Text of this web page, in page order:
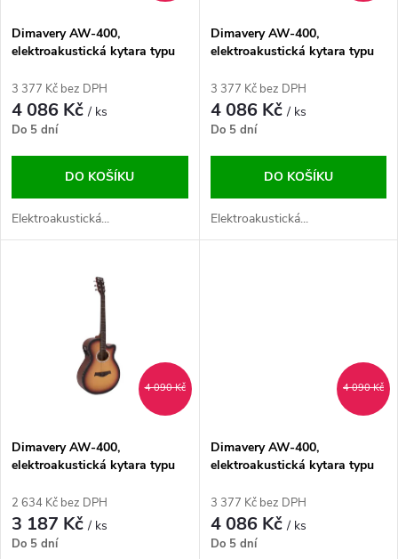
p
r
o
u
s
p
r
o
d
u
Dimavery AW-400,
elektroakustická kytara typu
3 377 Kč bez DPH
4 086 Kč/ ks
Do 5 dní
DO KOŠÍKU
Elektroakustická...
Dimavery AW-400,
elektroakustická kytara typu
3 377 Kč bez DPH
4 086 Kč/ ks
Do 5 dní
DO KOŠÍKU
Elektroakustická...
4 090 Kč
Dimavery AW-400,
elektroakustická kytara typu
2 634 Kč bez DPH
3 187 Kč/ ks
Do 5 dní
4 090 Kč
Dimavery AW-400,
elektroakustická kytara typu
3 377 Kč bez DPH
4 086 Kč/ ks
Do 5 dní